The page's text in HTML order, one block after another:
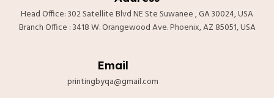
Head Office: 302 Satellite Blvd NE Ste Suwanee , GA 30024, USA
Branch Office : 3418 W. Orangewood Ave. Phoenix, AZ 85051, USA
Email
printingbyqa@gmail.com